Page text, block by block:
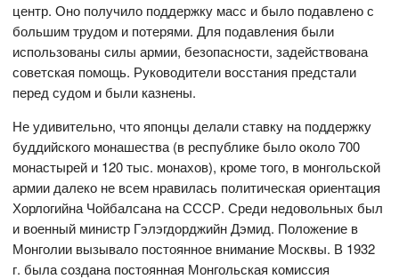
центр. Оно получило поддержку масс и было подавлено с
большим трудом и потерями. Для подавления были
использованы силы армии, безопасности, задействована
советская помощь. Руководители восстания предстали
перед судом и были казнены.
Не удивительно, что японцы делали ставку на поддержку
буддийского монашества (в республике было около 700
монастырей и 120 тыс. монахов), кроме того, в монгольской
армии далеко не всем нравилась политическая ориентация
Хорлогийна Чойбалсана на СССР. Среди недовольных был
и военный министр Гэлэгдорджийн Дэмид. Положение в
Монголии вызывало постоянное внимание Москвы. В 1932
г. была создана постоянная Монгольская комиссия